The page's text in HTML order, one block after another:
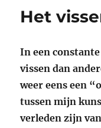
Het
In een
vissen dan
weer eens een
tussen mijn
verleden zijn